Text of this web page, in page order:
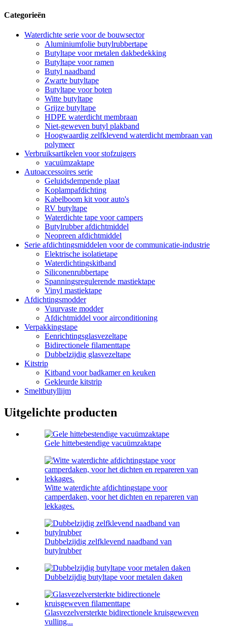
Categorieën
Waterdichte serie voor de bouwsector
Aluminiumfolie butylrubbertape
Butyltape voor metalen dakbedekking
Butyltape voor ramen
Butyl naadband
Zwarte butyltape
Butyltape voor boten
Witte butyltape
Grijze butyltape
HDPE waterdicht membraan
Niet-geweven butyl plakband
Hoogwaardig zelfklevend waterdicht membraan van
polymeer
Verbruiksartikelen voor stofzuigers
vacuümzaktape
Autoaccessoires serie
Geluidsdempende plaat
Koplampafdichting
Kabelboom kit voor auto's
RV butyltape
Waterdichte tape voor campers
Butylrubber afdichtmiddel
Neopreen afdichtmiddel
Serie afdichtingsmiddelen voor de communicatie-industrie
Elektrische isolatietape
Waterdichtingskitband
Siliconenrubbertape
Spanningsregulerende mastiektape
Vinyl mastiektape
Afdichtingsmodder
Vuurvaste modder
Afdichtmiddel voor airconditioning
Verpakkingstape
Eenrichtingsglasvezeltape
Bidirectionele filamenttape
Dubbelzijdig glasvezeltape
Kitstrip
Kitband voor badkamer en keuken
Gekleurde kitstrip
Smeltbutyllijm
Uitgelichte producten
Gele hittebestendige vacuümzaktape
Witte waterdichte afdichtingstape voor
camperdaken, voor het dichten en repareren van
lekkages.
Dubbelzijdig zelfklevend naadband van
butylrubber
Dubbelzijdig butyltape voor metalen daken
Glasvezelversterkte bidirectionele kruisgeweven
vulling...